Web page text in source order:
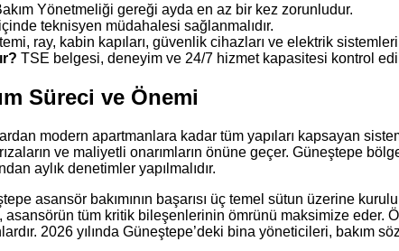
Yönetmeliği gereği ayda en az bir kez zorunludur.
teknisyen müdahalesi sağlanmalıdır.
ray, kabin kapıları, güvenlik cihazları ve elektrik
TSE belgesi, deneyim ve 24/7 hizmet kapasitesi kontrol
Süreci ve Önemi
modern apartmanlara kadar tüm yapıları kapsayan
ve maliyetli onarımların önüne geçer. Güneştepe
aylık denetimler yapılmalıdır.
asansör bakımının başarısı üç temel sütun üzerine
asansörün tüm kritik bileşenlerinin ömrünü maksimize eder.
2026 yılında Güneştepe’deki bina yöneticileri, bakım